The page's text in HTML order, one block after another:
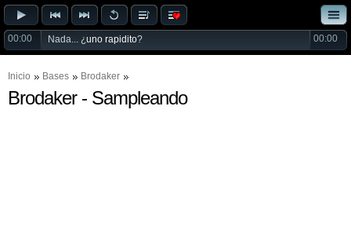
00:00 Nada... ¿uno rapidito? 00:00
Inicio Bases Brodaker
Brodaker - Sampleando